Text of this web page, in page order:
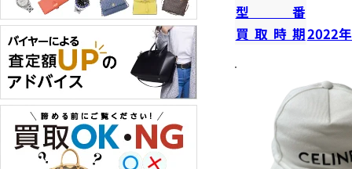
型番
買取時期2022